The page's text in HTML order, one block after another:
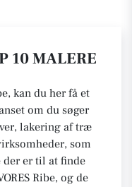
10 MALERE
kan du her få et
om du søger
lakering af træ
som
der er til at finde
Ribe, og de